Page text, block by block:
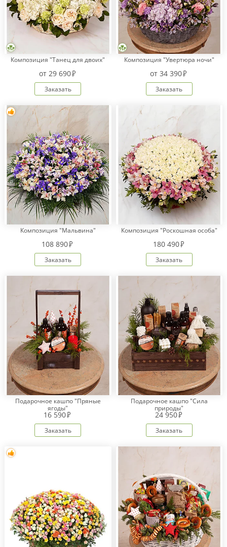
Композиция "Танец для двоих"
от 29 690
Заказать
Композиция "Увертюра ночи"
от34 390
Заказать
Композиция "Мальвина"
108 890
Заказать
Композиция "Роскошная особа"
180 490
Заказать
Подарочное кашпо "Пряные
ягоды"
16 590
Заказать
Подарочное кашпо "Сила
природы"
24 950
Заказать